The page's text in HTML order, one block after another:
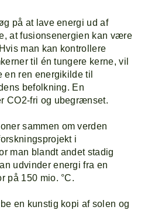
på at lave energi ud af
at fusionsenergien kan være
man kan kontrollere
til én tungere kerne, vil
en ren energikilde til
befolkning. En
CO2-fri og ubegrænset.
sammen om verden
i
man blandt andet stadig
udvinder energi fra en
på 150 mio. °C.
en kunstig kopi af solen og